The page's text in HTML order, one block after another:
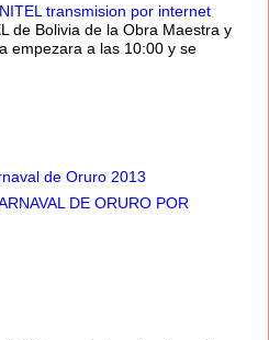
transmision por internet
de Bolivia de la Obra Maestra y
empezara a las 10:00 y se
de Oruro 2013
DE ORURO POR